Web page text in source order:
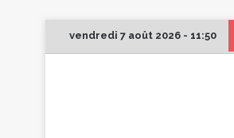
vendredi 7 août 2026 - 11:50